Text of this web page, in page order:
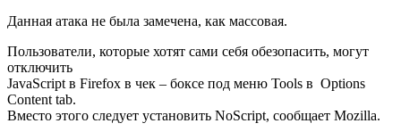
Данная атака не была замечена, как массовая.
Пользователи, которые хотят сами себя обезопасить, могут
отключить
JavaScript в Firefox в чек – боксе под меню Tools в Options
Content tab.
Вместо этого следует установить NoScript, сообщает Mozilla.